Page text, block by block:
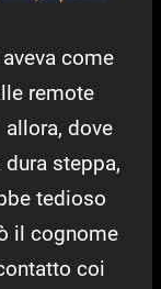
come
remote
dove
steppa,
tedioso
il cognome
coi